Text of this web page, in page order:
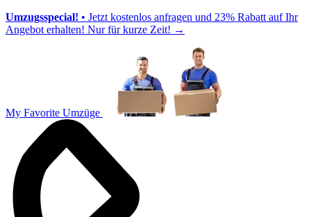
Umzugsspecial! • Jetzt kostenlos anfragen und 23% Rabatt auf Ihr
Angebot erhalten! Nur für kurze Zeit! →
My Favorite Umzüge